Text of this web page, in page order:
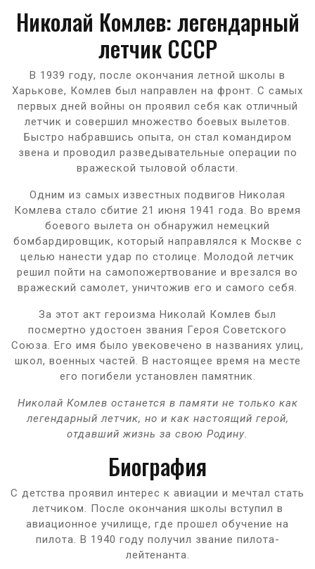
Николай Комлев: легендарный
летчик СССР
В 1939 году, после окончания летной школы в
Харькове, Комлев был направлен на фронт. С самых
первых дней войны он проявил себя как отличный
летчик и совершил множество боевых вылетов.
Быстро набравшись опыта, он стал командиром
звена и проводил разведывательные операции по
вражеской тыловой области.
Одним из самых известных подвигов Николая
Комлева стало сбитие 21 июня 1941 года. Во время
боевого вылета он обнаружил немецкий
бомбардировщик, который направлялся к Москве с
целью нанести удар по столице. Молодой летчик
решил пойти на самопожертвование и врезался во
вражеский самолет, уничтожив его и самого себя.
За этот акт героизма Николай Комлев был
посмертно удостоен звания Героя Советского
Союза. Его имя было увековечено в названиях улиц,
школ, военных частей. В настоящее время на месте
его погибели установлен памятник.
Николай Комлев останется в памяти не только как
легендарный летчик, но и как настоящий герой,
отдавший жизнь за свою Родину.
Биография
С детства проявил интерес к авиации и мечтал стать
летчиком. После окончания школы вступил в
авиационное училище, где прошел обучение на
пилота. В 1940 году получил звание пилота-
лейтенанта.